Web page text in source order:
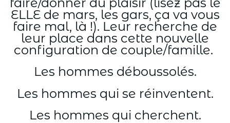
ELLE de mars, les gars, ça va vous
faire mal, là !). Leur recherche de
leur place dans cette nouvelle
configuration de couple/famille.
Les hommes déboussolés.
Les hommes qui se réinventent.
Les hommes qui cherchent.